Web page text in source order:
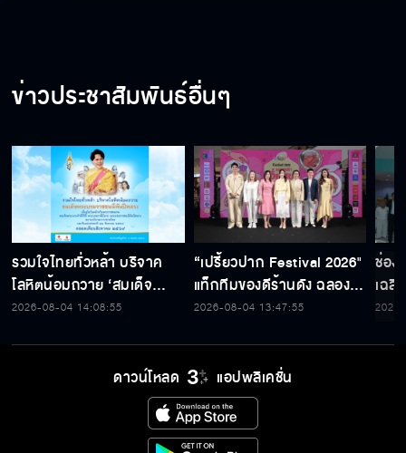
ข่าวประชาสัมพันธ์อื่นๆ
รวมใจไทยทั่วหล้า บริจาค
โลหิตน้อมถวาย ‘สมเด็จ
พระบรมราชชนนีพันปีหลวง’
ระลึก 80 พรรษาฯ อันทรง
2026-08-04 14:08:55
“เปรี้ยวปาก Festival 2026"
แท็กทีมของดีร้านดัง ฉลอง
ก้าวสู่ปีที่ 23
2026-08-04 13:47:55
ช่อง
เฉลิ
สมเ
พระ
ดาวน์โหลด แอปพลิเคชั่น